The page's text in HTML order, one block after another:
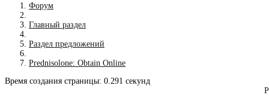
Форум
Главный раздел
Раздел предложений
Prednisolone: Obtain Online
Время создания страницы: 0.291 секунд